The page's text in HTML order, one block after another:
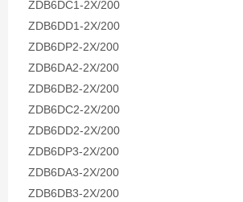
ZDB6DC1-2X/200
ZDB6DD1-2X/200
ZDB6DP2-2X/200
ZDB6DA2-2X/200
ZDB6DB2-2X/200
ZDB6DC2-2X/200
ZDB6DD2-2X/200
ZDB6DP3-2X/200
ZDB6DA3-2X/200
ZDB6DB3-2X/200